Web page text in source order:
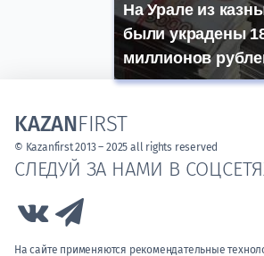
На Урале из
были украдены
миллионов
СЛЕДУЙ ЗА НАМИ В
Link to Vk
На сайте применяются рекомендательные
KAZANFIRST
© Kazanfirst 2013 – 2025 all rights reserved